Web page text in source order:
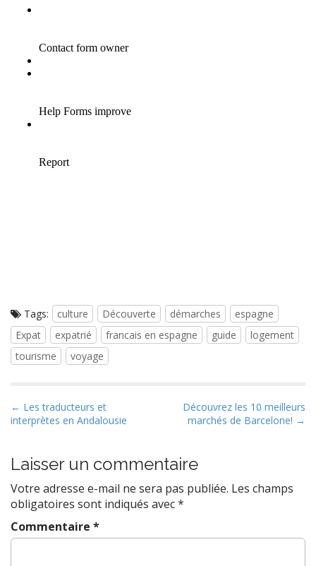
Tags: culture Découverte démarches
espagne
Expat
expatrié francais en espagne guide
logement
tourisme
voyage
P
o
t
n
a
v
i
← Les traducteurs et
interprètes en Andalousie
Découvrez les 10 meilleurs
marchés de Barcelone! →
Laisser un commentaire
Votre adresse e-mail ne sera pas publiée. Les champs
obligatoires sont indiqués avec*
Commentaire *